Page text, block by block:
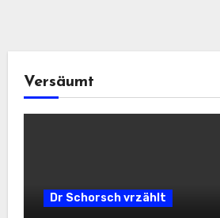
Versäumt
Dr Schorsch vrzählt